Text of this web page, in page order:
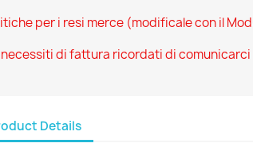
per i resi merce (modificale con il
di fattura ricordati di comunicarci
Details